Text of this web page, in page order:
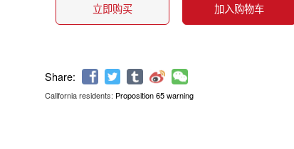
立即购买 加入购物车
California residents: Proposition 65 warning